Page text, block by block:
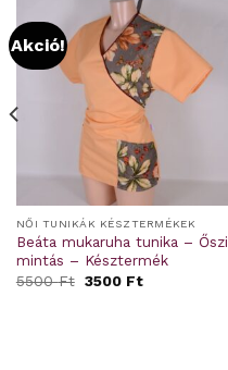
Akció!
NŐI TUNIKÁK KÉSZTERMÉKEK
Beáta mukaruha tunika – Őszi
mintás – Késztermék
5500Ft Original
3500 FtCurrent